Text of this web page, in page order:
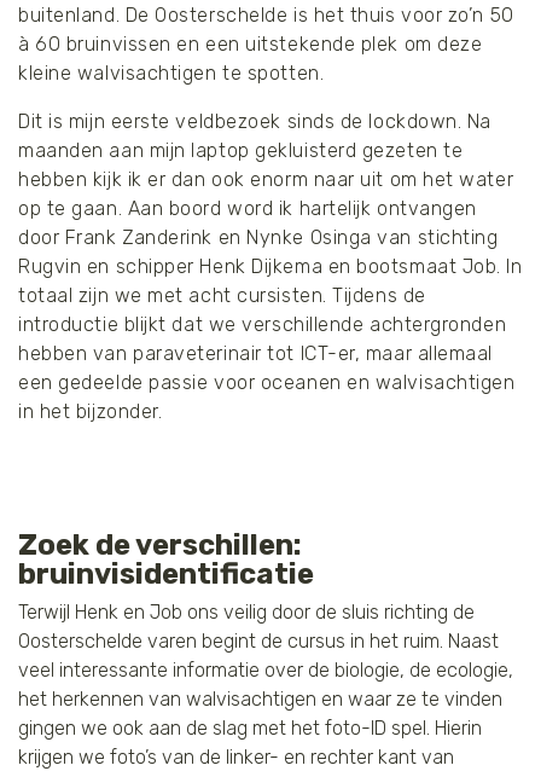
buitenland. De Oosterschelde is het thuis voor zo’n 50
à 60 bruinvissen en een uitstekende plek om deze
kleine walvisachtigen te spotten.
Dit is mijn eerste veldbezoek sinds de lockdown. Na
maanden aan mijn laptop gekluisterd gezeten te
hebben kijk ik er dan ook enorm naar uit om het water
op te gaan. Aan boord word ik hartelijk ontvangen
door Frank Zanderink en Nynke Osinga van stichting
Rugvin en schipper Henk Dijkema en bootsmaat Job. In
totaal zijn we met acht cursisten. Tijdens de
introductie blijkt dat we verschillende achtergronden
hebben van paraveterinair tot ICT-er, maar allemaal
een gedeelde passie voor oceanen en walvisachtigen
in het bijzonder.
Zoek de verschillen:
bruinvisidentificatie
Terwijl Henk en Job ons veilig door de sluis richting de
Oosterschelde varen begint de cursus in het ruim. Naast
veel interessante informatie over de biologie, de ecologie,
het herkennen van walvisachtigen en waar ze te vinden
gingen we ook aan de slag met het foto-ID spel. Hierin
krijgen we foto’s van de linker- en rechter kant van